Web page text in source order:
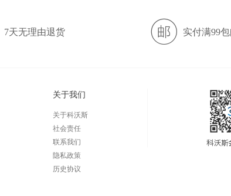
7天无理由退货 实付满99
关于我们
关于科沃斯
社会责任
联系我们
隐私政策
历史协议